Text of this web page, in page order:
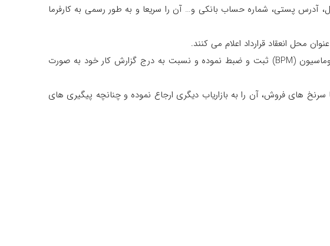
آدرس پستی، شماره حساب بانکی و… آن را سریعا و به طور رسمی به کارفرما
بند 4) بازاریاب موظف خواهد بود اطلاعات کامل سرنخ های فروشی که با آنها در ارتباط بوده را در سیستم سیستم اتوماسیون (BPM) ثبت و ضبط نموده و نسبت به درج گزارش کار خود به صورت
سرنخ های فروش، آن را به بازاریاب دیگری ارجاع نموده و چنانچه پیگیری های